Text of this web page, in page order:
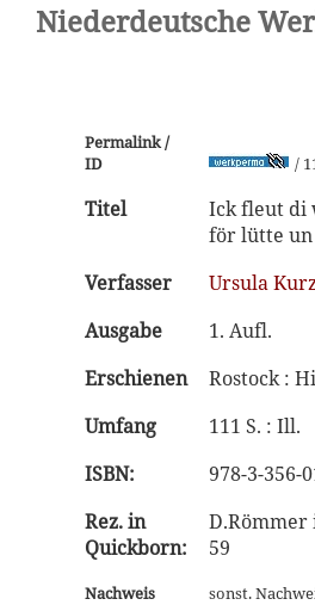
Niederdeutsche
Permalink /
ID
/
Titel
Ick fleut di
för lütte
Verfasser
Ursula Kurz
Ausgabe
1. Aufl.
Erschienen
Rostock :
Umfang
111 S. : Ill.
ISBN:
978-3-356-
Rez. in
Quickborn:
D.Römmer
59
Nachweis sonst.